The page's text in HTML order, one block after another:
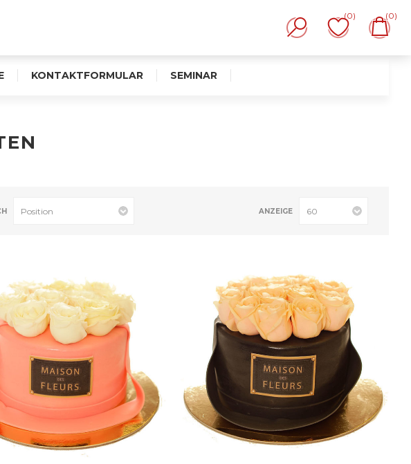
(0) (0)
KONTAKTFORMULAR SEMINAR
ANZEIGE